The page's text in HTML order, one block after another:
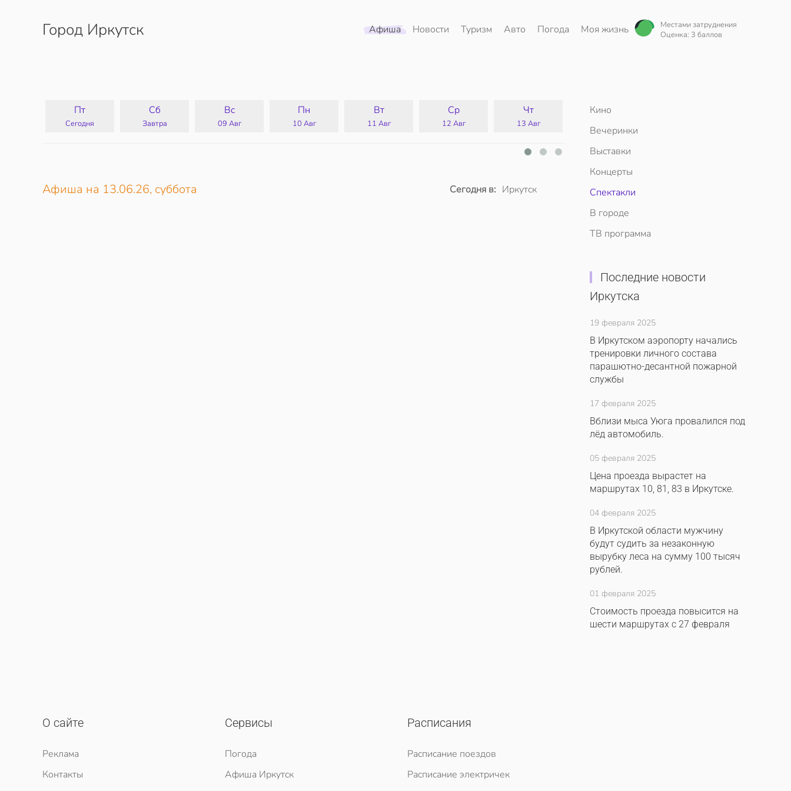
Перейти к содержимому
Город Иркутск Афиша Новости Туризм Авто Погода Моя жизнь
Местами затруднения
Оценка: 3 баллов
Пт
Сегодня
Сб
Завтра
Вс
09 Авг
Пн
10 Авг
Вт
11 Авг
Ср
12 Авг
Чт
13 Авг
Пт
Сегодня в: Иркутск
Афиша на 13.06.26, суббота
Кино
Вечеринки
Выставки
Концерты
Спектакли
В городе
ТВ программа
Последние новости
Иркутска
19 февраля 2025
В Иркутском аэропорту начались
тренировки личного состава
парашютно-десантной пожарной
службы
17 февраля 2025
Вблизи мыса Уюга провалился под
лёд автомобиль.
05 февраля 2025
Цена проезда вырастет на
маршрутах 10, 81, 83 в Иркутске.
04 февраля 2025
В Иркутской области мужчину
будут судить за незаконную
вырубку леса на сумму 100 тысяч
рублей.
01 февраля 2025
Стоимость проезда повысится на
шести маршрутах с 27 февраля
О сайте
Реклама
Контакты
Сервисы
Погода
Афиша Иркутск
Расписания
Расписание поездов
Расписание электричек